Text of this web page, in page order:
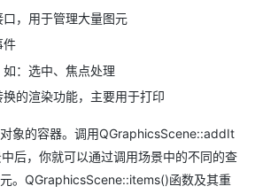
，用于管理大量图元
件
：选中、焦点处理
的渲染功能，主要用于打印
象的容器。调用QGraphicsScene::addIt
后，你就可以通过调用场景中的不同的查
。QGraphicsScene::items()函数及其重